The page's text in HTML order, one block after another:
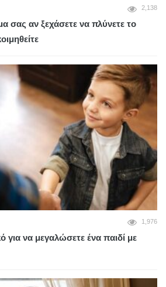
2,138
σας αν ξεχάσετε να πλύνετε το
1,976
για να μεγαλώσετε ένα παιδί με